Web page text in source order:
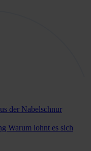
der Nabelschnur
Warum lohnt es sich